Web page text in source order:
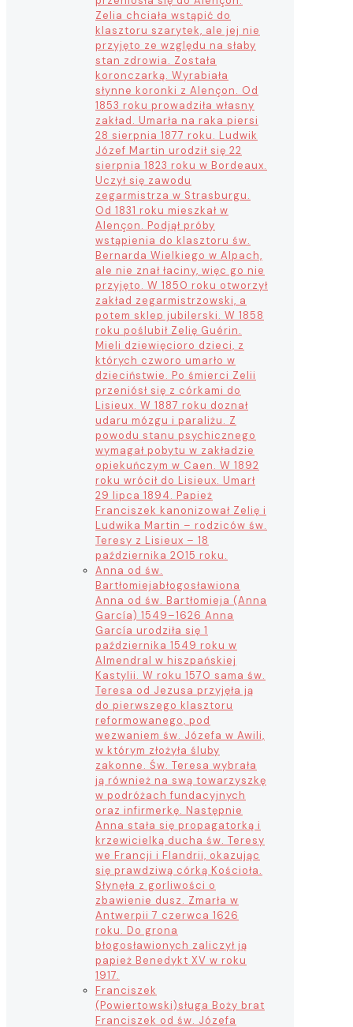
Zelia chciała wstąpić do
klasztoru szarytek, ale jej nie
przyjęto ze względu na słaby
stan zdrowia. Została
koronczarką. Wyrabiała
słynne koronki z Alençon. Od
1853 roku prowadziła własny
zakład. Umarła na raka piersi
28 sierpnia 1877 roku. Ludwik
Józef Martin urodził się 22
sierpnia 1823 roku w Bordeaux.
Uczył się zawodu
zegarmistrza w Strasburgu.
Od 1831 roku mieszkał w
Alençon. Podjął próby
wstąpienia do klasztoru św.
Bernarda Wielkiego w Alpach,
ale nie znał łaciny, więc go nie
przyjęto. W 1850 roku otworzył
zakład zegarmistrzowski, a
potem sklep jubilerski. W 1858
roku poślubił Zelię Guérin.
Mieli dziewięcioro dzieci, z
których czworo umarło w
dzieciństwie. Po śmierci Zelii
przeniósł się z córkami do
Lisieux. W 1887 roku doznał
udaru mózgu i paraliżu. Z
powodu stanu psychicznego
wymagał pobytu w zakładzie
opiekuńczym w Caen. W 1892
roku wrócił do Lisieux. Umarł
29 lipca 1894. Papież
Franciszek kanonizował Zelię i
Ludwika Martin – rodziców św.
Teresy z Lisieux – 18
października 2015 roku.
Anna od św.
Bartłomiejabłogosławiona
Anna od św. Bartłomieja (Anna
García) 1549–1626 Anna
García urodziła się 1
października 1549 roku w
Almendral w hiszpańskiej
Kastylii. W roku 1570 sama św.
Teresa od Jezusa przyjęła ją
do pierwszego klasztoru
reformowanego, pod
wezwaniem św. Józefa w Awili,
w którym złożyła śluby
zakonne. Św. Teresa wybrała
ją również na swą towarzyszkę
w podróżach fundacyjnych
oraz infirmerkę. Następnie
Anna stała się propagatorką i
krzewicielką ducha św. Teresy
we Francji i Flandrii, okazując
się prawdziwą córką Kościoła.
Słynęła z gorliwości o
zbawienie dusz. Zmarła w
Antwerpii 7 czerwca 1626
roku. Do grona
błogosławionych zaliczył ją
papież Benedykt XV w roku
1917.
Franciszek
(Powiertowski)sługa Boży brat
Franciszek od św. Józefa